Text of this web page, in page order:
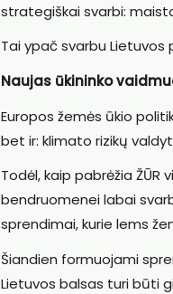
strategiškai svarbi:
Tai ypač svarbu Lietuvos
Naujas ūkininko
Europos žemės ūkio
bet ir: klimato rizikų
Todėl, kaip pabrėžia ŽŪR
bendruomenei labai
sprendimai, kurie lems
Šiandien formuojami
Lietuvos balsas turi būti